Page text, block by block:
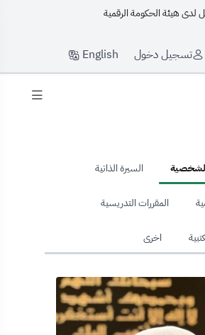
هيئة الحكومة الرقمية
تسجيل دخول English
السيرة الذاتية
المقررات التدريسية
اخرى